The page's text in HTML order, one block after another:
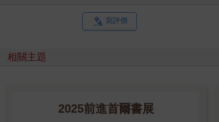
寫評價
相關主題
2025前進首爾書展